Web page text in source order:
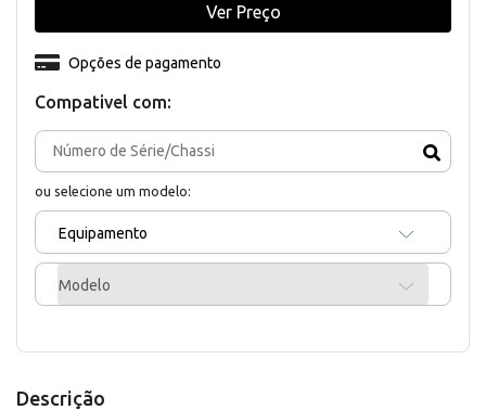
Compativel com:
ou selecione um modelo:
Equipamento
Modelo
Opções de pagamento
Ver Preço
Descrição